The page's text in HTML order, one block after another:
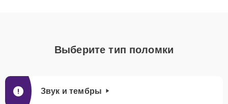
Выберите тип поломки
Звук и тембры